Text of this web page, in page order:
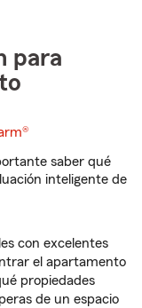
para
saber qué
inteligente de
con excelentes
el apartamento
propiedades
de un espacio